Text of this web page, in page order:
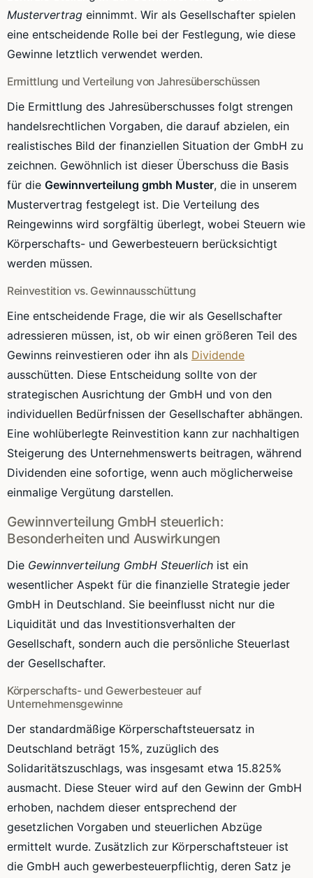
Mustervertrag einnimmt. Wir als Gesellschafter spielen
eine entscheidende Rolle bei der Festlegung, wie diese
Gewinne letztlich verwendet werden.
Ermittlung und Verteilung von Jahresüberschüssen
Die Ermittlung des Jahresüberschusses folgt strengen
handelsrechtlichen Vorgaben, die darauf abzielen, ein
realistisches Bild der finanziellen Situation der GmbH zu
zeichnen. Gewöhnlich ist dieser Überschuss die Basis
für die Gewinnverteilung gmbh Muster, die in unserem
Mustervertrag festgelegt ist. Die Verteilung des
Reingewinns wird sorgfältig überlegt, wobei Steuern wie
Körperschafts- und Gewerbesteuern berücksichtigt
werden müssen.
Reinvestition vs. Gewinnausschüttung
Eine entscheidende Frage, die wir als Gesellschafter
adressieren müssen, ist, ob wir einen größeren Teil des
Gewinns reinvestieren oder ihn als Dividende
ausschütten. Diese Entscheidung sollte von der
strategischen Ausrichtung der GmbH und von den
individuellen Bedürfnissen der Gesellschafter abhängen.
Eine wohlüberlegte Reinvestition kann zur nachhaltigen
Steigerung des Unternehmenswerts beitragen, während
Dividenden eine sofortige, wenn auch möglicherweise
einmalige Vergütung darstellen.
Gewinnverteilung GmbH steuerlich:
Besonderheiten und Auswirkungen
Die Gewinnverteilung GmbH Steuerlich ist ein
wesentlicher Aspekt für die finanzielle Strategie jeder
GmbH in Deutschland. Sie beeinflusst nicht nur die
Liquidität und das Investitionsverhalten der
Gesellschaft, sondern auch die persönliche Steuerlast
der Gesellschafter.
Körperschafts- und Gewerbesteuer auf
Unternehmensgewinne
Der standardmäßige Körperschaftsteuersatz in
Deutschland beträgt 15%, zuzüglich des
Solidaritätszuschlags, was insgesamt etwa 15.825%
ausmacht. Diese Steuer wird auf den Gewinn der GmbH
erhoben, nachdem dieser entsprechend der
gesetzlichen Vorgaben und steuerlichen Abzüge
ermittelt wurde. Zusätzlich zur Körperschaftsteuer ist
die GmbH auch gewerbesteuerpflichtig, deren Satz je